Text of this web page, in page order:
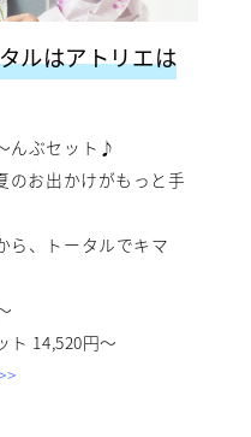
ルはアトリエは
んぶセット♪
のお出かけがもっと手
ら、トータルでキマ
ト 14,520円〜